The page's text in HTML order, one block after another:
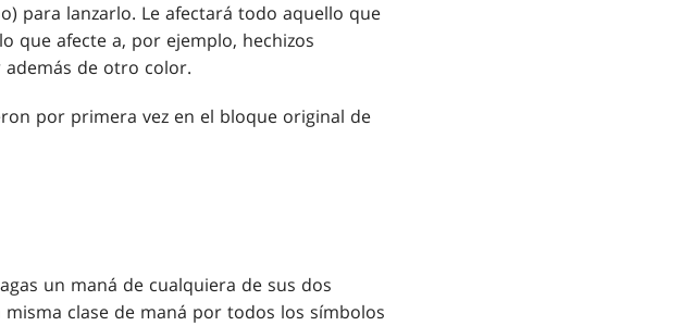
para lanzarlo. Le afectará todo aquello que
que afecte a, por ejemplo, hechizos
además de otro color.
por primera vez en el bloque original de
un maná de cualquiera de sus dos
clase de maná por todos los símbolos